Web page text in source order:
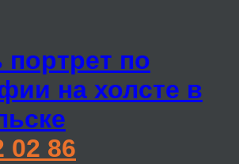
портрет по
на холсте в
02 86